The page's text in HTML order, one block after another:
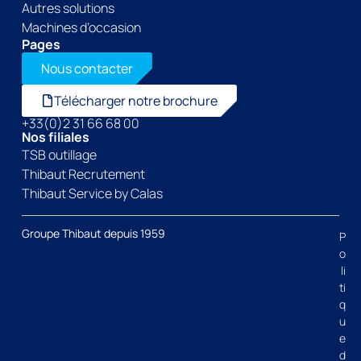
Autres solutions
Machines d’occasion
Pages
Nous contacter
Télécharger notre brochure
+33(0)2 31 66 68 00
Nos filiales
TSB outillage
Thibaut Recrutement
Thibaut Service by Calas
Groupe Thibaut depuis 1959
P
o
li
ti
q
u
e
d